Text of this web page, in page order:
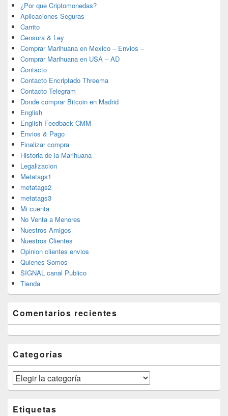
¿Por que Criptomonedas?
Aplicaciones Seguras
Carrito
Censura & Ley
Comprar Marihuana en Mexico – Envios –
Comprar Marihuana en USA – AD
Contacto
Contacto Encriptado Threema
Contacto Telegram
Donde comprar Bitcoin en Madrid
English
English Feedback CMM
Envios & Pago
Finalizar compra
Historia de la Marihuana
Legalizacion
Metatags1
metatags2
metatags3
Mi cuenta
No Venta a Menores
Nuestros Amigos
Nuestros Clientes
Opinion clientes envios
Quienes Somos
SIGNAL canal Publico
Tienda
Comentarios recientes
Categorías
Categorías
Etiquetas